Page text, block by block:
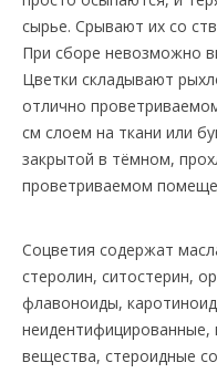
сырье. Срывают их со
При сборе невозможно
Цветки складывают
отлично
см слоем на ткани или
закрытой в тёмном,
проветриваемом
Соцветия содержат
стеролин, ситостерин,
флавоноиды,
вещества, стероидные